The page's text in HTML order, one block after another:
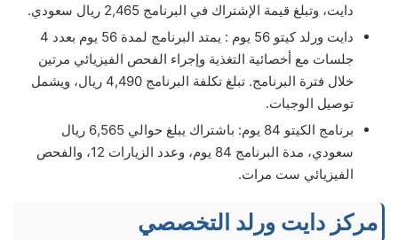
دايت، وتبلغ قيمة الإشتراك في البرنامج 2,465 ريال سعودي.
دايت ورلد كيتو 56 يوم : يمتد البرنامج لمدة 56 يوم بعدد 4
جلسات مع أخصائية التغذية وإجراء الفحص الفيزيائي مرتين
خلال فترة البرنامج. تبلغ تكلفة البرنامج 4,490 ريال، ويشمل
توصيل الوجبات.
برنامج الكيتو 84 يوم: باشتراك يبلغ حوالي 6,565 ريال
سعودي، مدة البرنامج 84 يوم، وعدد الزيارات 12، والفحص
الفيزيائي ست مرات.
مركز دايت ورلد التخصصي